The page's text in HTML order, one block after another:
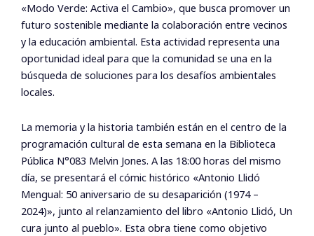
«Modo Verde: Activa el Cambio», que busca promover un
futuro sostenible mediante la colaboración entre vecinos
y la educación ambiental. Esta actividad representa una
oportunidad ideal para que la comunidad se una en la
búsqueda de soluciones para los desafíos ambientales
locales.
La memoria y la historia también están en el centro de la
programación cultural de esta semana en la Biblioteca
Pública N°083 Melvin Jones. A las 18:00 horas del mismo
día, se presentará el cómic histórico «Antonio Llidó
Mengual: 50 aniversario de su desaparición (1974 –
2024)», junto al relanzamiento del libro «Antonio Llidó, Un
cura junto al pueblo». Esta obra tiene como objetivo